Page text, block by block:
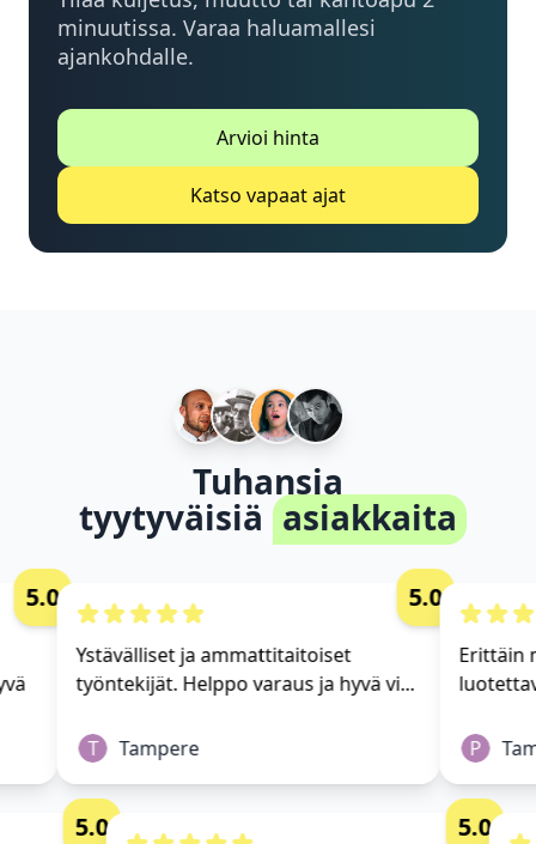
minuutissa. Varaa haluamallesi
ajankohdalle.
Arvioi hinta
Katso vapaat ajat
Tuhansia
tyytyväisiä asiakkaita
5.0
Ystävälliset ja ammattitaitoiset
työntekijät. Helppo varaus ja hyvä vi...
T Tampere
5.0
Erittäin
P
5.0 5.0